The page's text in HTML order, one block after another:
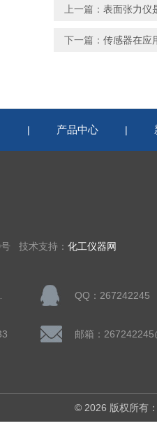
上一篇： 表面张力仪
下一篇： 传感器在应
| 产品中心 |
技术支持： 化工仪器网
QQ：267242245
邮箱：
© 2026 版权所有